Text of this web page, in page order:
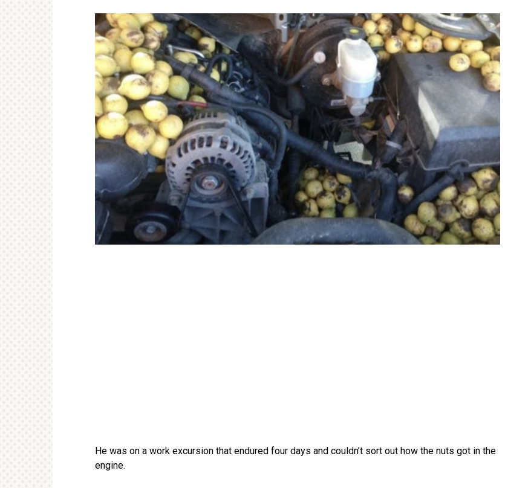
He was on a work excursion that endured four days and couldn’t sort out how the nuts got in the
engine.